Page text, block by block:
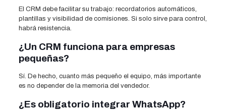
El CRM debe facilitar su trabajo: recordatorios automáticos,
plantillas y visibilidad de comisiones. Si solo sirve para control,
habrá resistencia.
¿Un CRM funciona para empresas
pequeñas?
Sí. De hecho, cuanto más pequeño el equipo, más importante
es no depender de la memoria del vendedor.
¿Es obligatorio integrar WhatsApp?